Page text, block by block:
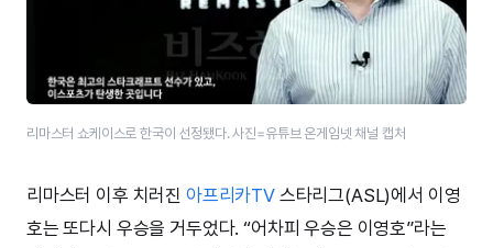
리마스터 쇼케이스로 한국이 선정됐다. 사진=유튜브 온게임넷 채널 캡처
리마스터 이후 치러진 아프리카TV스타리그(ASL)에서 이영
호는 또다시 우승을 거두었다. “어차피 우승은 이영호”라는